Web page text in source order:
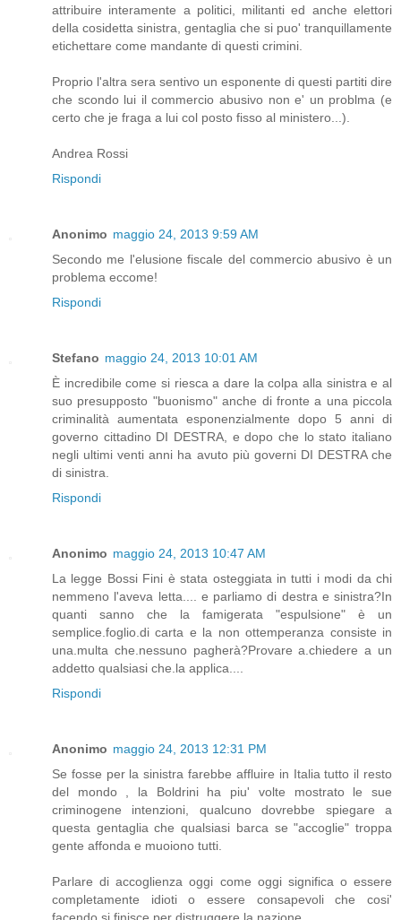
attribuire interamente a politici, militanti ed anche elettori
della cosidetta sinistra, gentaglia che si puo' tranquillamente
etichettare come mandante di questi crimini.
Proprio l'altra sera sentivo un esponente di questi partiti dire
che scondo lui il commercio abusivo non e' un problma (e
certo che je fraga a lui col posto fisso al ministero...).
Andrea Rossi
Rispondi
Anonimo maggio 24, 2013 9:59 AM
Secondo me l'elusione fiscale del commercio abusivo è un
problema eccome!
Rispondi
Stefano maggio 24, 2013 10:01 AM
È incredibile come si riesca a dare la colpa alla sinistra e al
suo presupposto "buonismo" anche di fronte a una piccola
criminalità aumentata esponenzialmente dopo 5 anni di
governo cittadino DI DESTRA, e dopo che lo stato italiano
negli ultimi venti anni ha avuto più governi DI DESTRA che
di sinistra.
Rispondi
Anonimo maggio 24, 2013 10:47 AM
La legge Bossi Fini è stata osteggiata in tutti i modi da chi
nemmeno l'aveva letta.... e parliamo di destra e sinistra?In
quanti sanno che la famigerata "espulsione" è un
semplice.foglio.di carta e la non ottemperanza consiste in
una.multa che.nessuno pagherà?Provare a.chiedere a un
addetto qualsiasi che.la applica....
Rispondi
Anonimo maggio 24, 2013 12:31 PM
Se fosse per la sinistra farebbe affluire in Italia tutto il resto
del mondo , la Boldrini ha piu' volte mostrato le sue
criminogene intenzioni, qualcuno dovrebbe spiegare a
questa gentaglia che qualsiasi barca se "accoglie" troppa
gente affonda e muoiono tutti.
Parlare di accoglienza oggi come oggi significa o essere
completamente idioti o essere consapevoli che cosi'
facendo si finisce per distruggere la nazione.